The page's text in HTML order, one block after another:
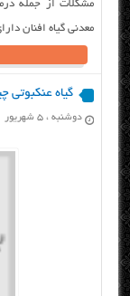
مشکلات از جمله
معدنی گیاه افنان
گیاه عنکبوتی
دوشنبه ، ۵ شهریور